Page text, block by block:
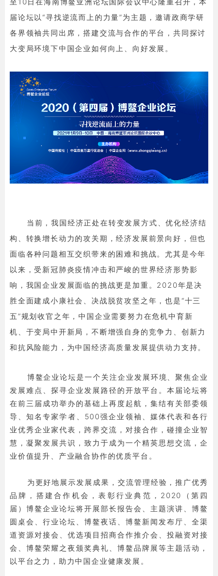
届论坛以“寻找逆流而上的力量”为主题，邀请政商学研
各界领袖共同出席，搭建交流与合作的平台，共同探讨
大变局环境下中国企业如何向上、向好发展。
当前，我国经济正处在转变发展方式、优化经济结
构、转换增长动力的攻关期，经济发展前景向好，但也
面临各种问题相互交织带来的困难和挑战。尤其是今年
以来，受新冠肺炎疫情冲击和严峻的世界经济形势影
响，我国企业发展面临的挑战更是加重。2020年是决
胜全面建成小康社会、决战脱贫攻坚之年，也是“十三
五”规划收官之年，中国企业需要努力在危机中育新
机、于变局中开新局，不断增强自身的竞争力、创新力
和抗风险能力，为中国经济高质量发展提供动力支持。
博鳌企业论坛是一个关注企业发展环境、聚焦企业
发展难点、探寻企业发展路径的开放平台。本届论坛将
在前三届成功举办的基础上再度起航，集结有关部委领
导、知名专家学者、500强企业领袖、媒体代表和各行
业优秀企业家代表，跨界交流，对接合作，碰撞企业智
慧，凝聚发展共识，致力于成为一个精英思想交流，企
业价值提升、产业融合协作的优质平台。
为更好地展示发展成果，交流管理经验，推广优秀
品牌，搭建合作机会，表彰行业典范，2020（第四
届）博鳌企业论坛将开展部长报告会、主题演讲、博鳌
圆桌会、行业论坛、博鳌夜话、博鳌新闻发布厅、全渠
道资源对接会、优选项目招商合作推介会、投融资对接
会、博鳌荣耀之夜颁奖典礼、博鳌品牌展等主题活动，
以平台之力，助力中国企业健康发展。